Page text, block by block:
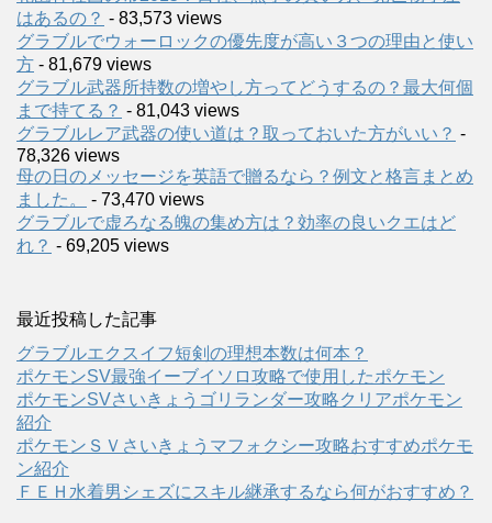
はあるの？ - 83,573 views
グラブルでウォーロックの優先度が高い３つの理由と使い
方 - 81,679 views
グラブル武器所持数の増やし方ってどうするの？最大何個
まで持てる？ - 81,043 views
グラブルレア武器の使い道は？取っておいた方がいい？ -
78,326 views
母の日のメッセージを英語で贈るなら？例文と格言まとめ
ました。
- 73,470 views
グラブルで虚ろなる魄の集め方は？効率の良いクエはど
れ？ - 69,205 views
最近投稿した記事
グラブルエクスイフ短剣の理想本数は何本？
ポケモンSV最強イーブイソロ攻略で使用したポケモン
ポケモンSVさいきょうゴリランダー攻略クリアポケモン
紹介
ポケモンＳＶさいきょうマフォクシー攻略おすすめポケモ
ン紹介
ＦＥＨ水着男シェズにスキル継承するなら何がおすすめ？